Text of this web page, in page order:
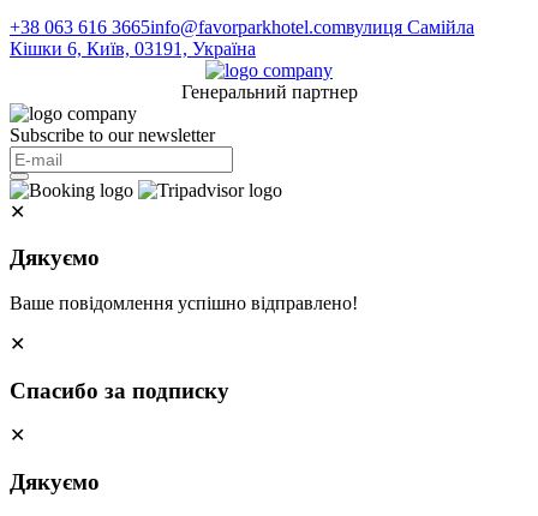
+38 063 616 3665info@favorparkhotel.comвулиця Самійла
Кішки 6, Київ, 03191, Україна
Генеральний партнер
Subscribe to our newsletter
✕
Дякуємо
Ваше повідомлення успішно відправлено!
✕
Спасибо за подписку
✕
Дякуємо